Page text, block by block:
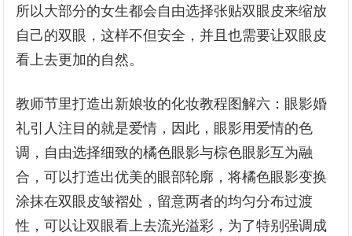
所以大部分的女生都会自由选择张贴双眼皮来缩放
自己的双眼，这样不但安全，并且也需要让双眼皮
看上去更加的自然。
教师节里打造出新娘妆的化妆教程图解六：眼影婚
礼引人注目的就是爱情，因此，眼影用爱情的色
调，自由选择细致的橘色眼影与棕色眼影互为融
合，可以打造出优美的眼部轮廓，将橘色眼影变换
涂抹在双眼皮皱褶处，留意两者的均匀分布过渡
性，可以让双眼看上去流光溢彩，为了特别强调成